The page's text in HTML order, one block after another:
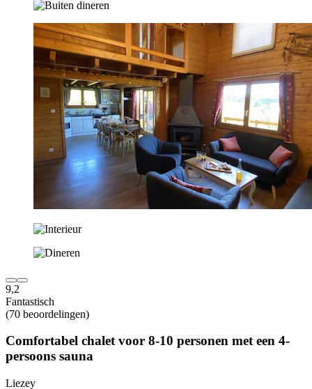
9,2
Fantastisch
(70 beoordelingen)
Comfortabel chalet voor 8-10 personen met een 4-
persoons sauna
Liezey